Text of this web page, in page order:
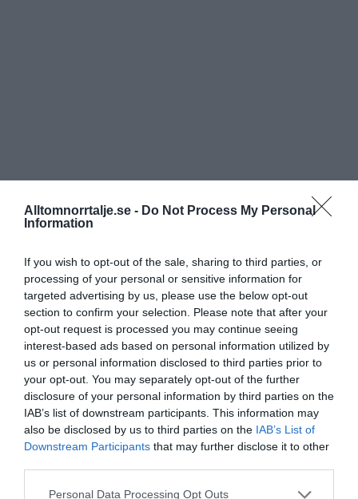
Alltomnorrtalje.se - Do Not Process My Personal
Information
If you wish to opt-out of the sale, sharing to third parties, or
processing of your personal or sensitive information for
targeted advertising by us, please use the below opt-out
section to confirm your selection. Please note that after your
opt-out request is processed you may continue seeing
interest-based ads based on personal information utilized by
us or personal information disclosed to third parties prior to
your opt-out. You may separately opt-out of the further
disclosure of your personal information by third parties on the
IAB’s list of downstream participants. This information may
also be disclosed by us to third parties on the IAB’s List of
Downstream Participants that may further disclose it to other
Personal Data Processing Opt Outs